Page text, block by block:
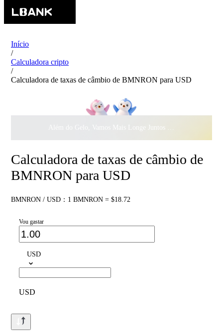
Início
/
Calculadora cripto
/
Calculadora de taxas de câmbio de BMNRON para USD
Além do Gelo, Vamos Mais Longe Juntos ·$500.000
Calculadora de taxas de câmbio de
BMNRON para USD
BMNRON / USD：1 BMNRON = $18.72
Vou gastar
USD
USD